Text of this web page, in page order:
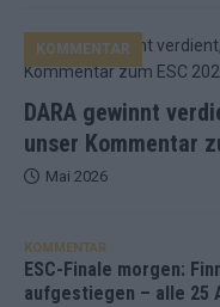
DARA gewinnt
unser Kommentar
KOMMENTAR
Mai 2026
KOMMENTAR
ESC-Finale morgen:
aufgestiegen – alle 25